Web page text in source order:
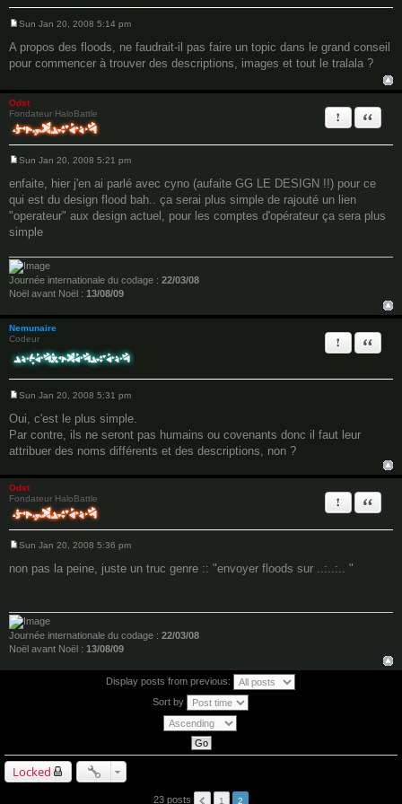
s
t
Sun Jan 20, 2008 5:14 pm
A propos des floods, ne faudrait-il pas faire un topic dans le grand conseil
pour commencer à trouver des descriptions, images et tout le tralala ?
Odst
Fondateur HaloBattle
Report this
Quote
o
s
t
Sun Jan 20, 2008 5:21 pm
enfaite, hier j'en ai parlé avec cyno (aufaite GG LE DESIGN !!) pour ce
qui est du design flood bah.. ça serai plus simple de rajouté un lien
"operateur" aux design actuel, pour les comptes d'opérateur ça sera plus
simple
Journée internationale du codage : 22/03/08
Noël avant Noël : 13/08/09
Nemunaire
Codeur
Report this
Quote
s
t
Sun Jan 20, 2008 5:31 pm
Oui, c'est le plus simple.
Par contre, ils ne seront pas humains ou covenants donc il faut leur
attribuer des noms différents et des descriptions, non ?
Odst
Fondateur HaloBattle
Report this
Quote
s
Sun Jan 20, 2008 5:36 pm
non pas la peine, juste un truc genre :: "envoyer floods sur ..:..:.. "
Journée internationale du codage : 22/03/08
Noël avant Noël : 13/08/09
Display posts from previous:
Sort by
Locked
23 posts 1 2